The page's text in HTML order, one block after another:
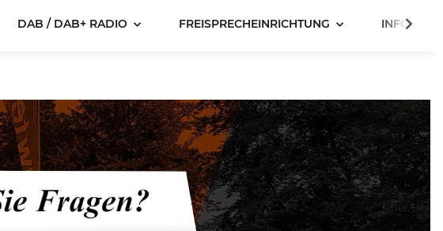
DAB / DAB+ RADIO FREISPRECHEINRICHTUNG